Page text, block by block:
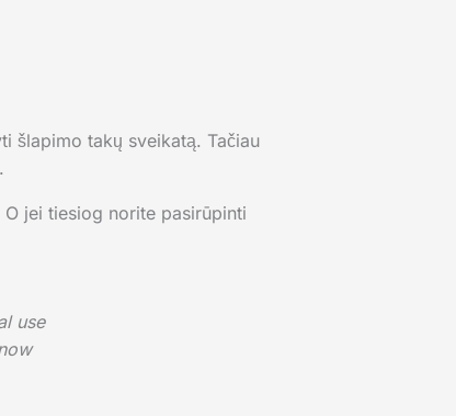
šlapimo takų sveikatą. Tačiau
O jei tiesiog norite pasirūpinti
use